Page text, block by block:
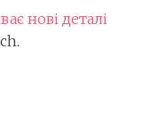
нові деталі